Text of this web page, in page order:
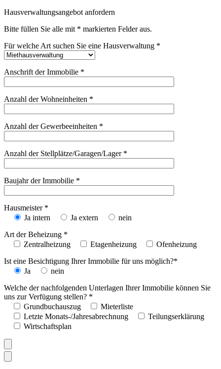
Hausverwaltungsangebot anfordern
Bitte füllen Sie alle mit * markierten Felder aus.
Für welche Art suchen Sie eine Hausverwaltung *
Anschrift der Immobilie *
Anzahl der Wohneinheiten *
Anzahl der Gewerbeeinheiten *
Anzahl der Stellplätze/Garagen/Lager *
Baujahr der Immobilie *
Hausmeister *
Ja intern
Ja extern
nein
Art der Beheizung *
Zentralheizung
Etagenheizung
Ofenheizung
Ist eine Besichtigung Ihrer Immobilie für uns möglich?*
Ja
nein
Welche der nachfolgenden Unterlagen Ihrer Immobilie können Sie
uns zur Verfügung stellen? *
Grundbuchauszug
Mieterliste
Letzte Monats-/Jahresabrechnung
Teilungserklärung
Wirtschaftsplan